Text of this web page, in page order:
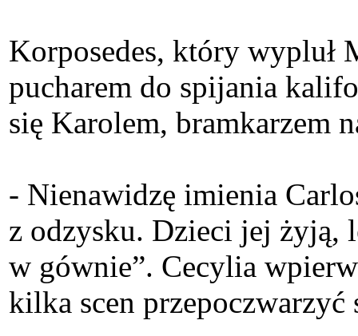
Korposedes, który wypluł
pucharem do spijania
się Karolem, bramkarzem
- Nienawidzę imienia
z odzysku. Dzieci jej żyją,
w gównie”. Cecylia
kilka scen